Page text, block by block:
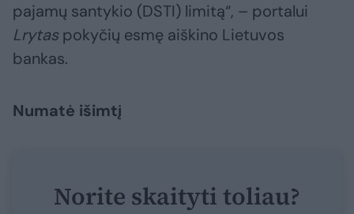
pajamų santykio (DSTI) limitą“, – portalui
Lrytaspokyčių esmę aiškino Lietuvos
bankas.
Numatė išimtį
Norite skaityti toliau?